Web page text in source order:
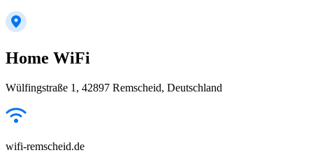
Home WiFi
Wülfingstraße 1, 42897 Remscheid, Deutschland
wifi-remscheid.de